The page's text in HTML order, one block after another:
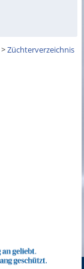
>Züchterverzeichnis